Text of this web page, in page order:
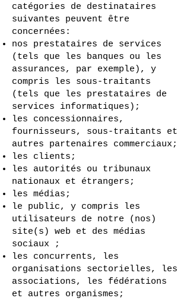
catégories de destinataires
suivantes peuvent être
concernées:
nos prestataires de services
(tels que les banques ou les
assurances, par exemple), y
compris les sous-traitants
(tels que les prestataires de
services informatiques);
les concessionnaires,
fournisseurs, sous-traitants et
autres partenaires commerciaux;
les clients;
les autorités ou tribunaux
nationaux et étrangers;
les médias;
le public, y compris les
utilisateurs de notre (nos)
site(s) web et des médias
sociaux ;
les concurrents, les
organisations sectorielles, les
associations, les fédérations
et autres organismes;